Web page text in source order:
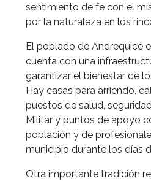
sentimiento de fe con el
por la naturaleza en los
El poblado de Andrequicé
cuenta con una
garantizar el bienestar de
Hay casas para arriendo,
puestos de salud,
Militar y puntos de apoyo
población y de
municipio durante los días
Otra importante tradición